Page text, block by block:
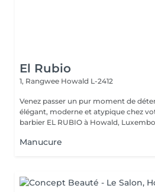
El Rubio
1, Rangwee Howald L-2412
Venez passer un pur moment de
élégant, moderne et atypique chez
barbier EL RUBIO à Howald,
Manucure